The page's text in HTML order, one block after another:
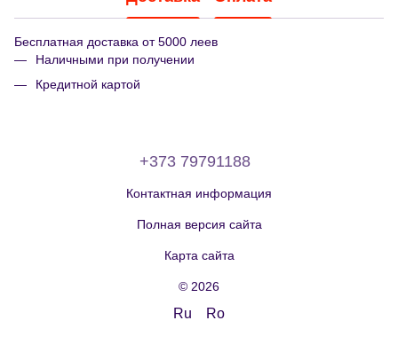
Бесплатная доставка от 5000 леев
Наличными при получении
Кредитной картой
+373 79791188
Контактная информация
Полная версия сайта
Карта сайта
© 2026
Ru Ro